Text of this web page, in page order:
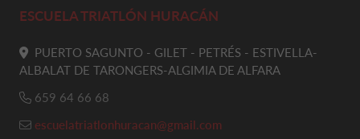
ESCUELA TRIATLÓN HURACÁN
PUERTO SAGUNTO - GILET - PETRÉS - ESTIVELLA-
ALBALAT DE TARONGERS-ALGIMIA DE ALFARA
659 64 66 68
escuelatriatlonhuracan@gmail.com